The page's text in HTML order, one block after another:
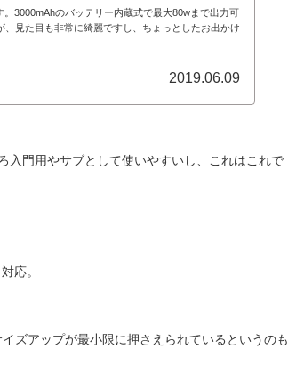
3000mAhのバッテリー内蔵式で最大80wまで出力可
見た目も非常に綺麗ですし、ちょっとしたお出かけ
2019.06.09
入門用やサブとして使いやすいし、これはこれで
応。
ズアップが最小限に押さえられているというのも